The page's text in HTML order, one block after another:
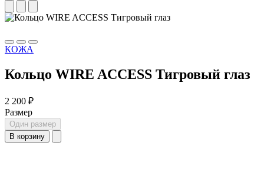
КОЖА
Кольцо WIRE ACCESS Тигровый глаз
2 200 ₽
Размер
Один размер
В корзину